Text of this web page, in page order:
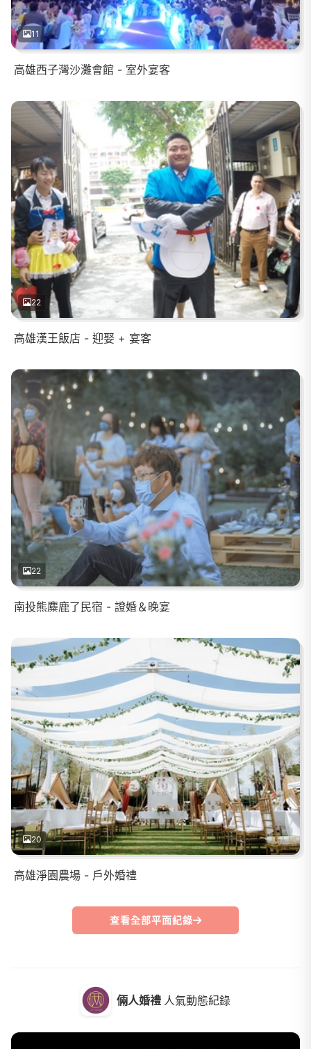
11
高雄西子灣沙灘會館 - 室外宴客
22
高雄漢王飯店 - 迎娶 + 宴客
22
南投熊麋鹿了民宿 - 證婚＆晚宴
20
高雄淨園農場 - 戶外婚禮
查看全部平面紀錄
倆人婚禮 人氣動態紀錄